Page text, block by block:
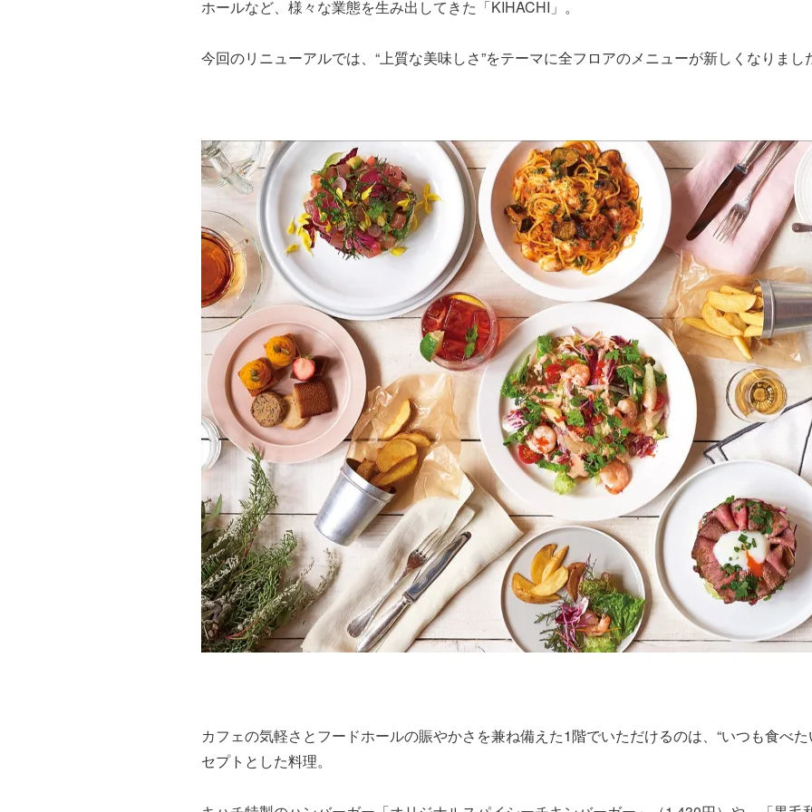
ホールなど、様々な業態を生み出してきた「KIHACHI」。
今回のリニューアルでは、“上質な美味しさ”をテーマに全フロアのメニューが新しくなりまし
カフェの気軽さとフードホールの賑やかさを兼ね備えた1階でいただけるのは、“いつも食べ
セプトとした料理。